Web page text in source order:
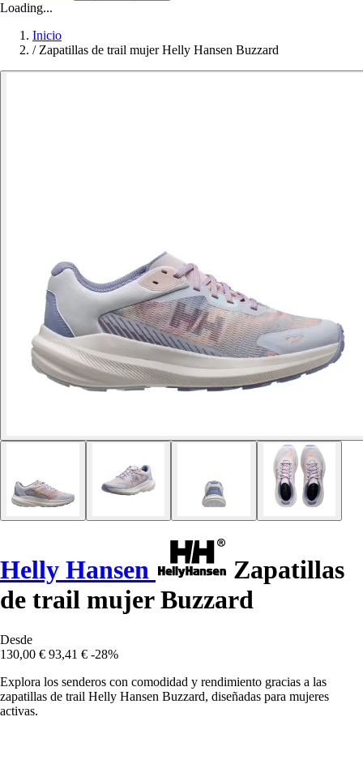
Loading...
Inicio
/ Zapatillas de trail mujer Helly Hansen Buzzard
Helly Hansen
Zapatillas
de trail mujer Buzzard
Desde
130,00 € 93,41 € -28%
Explora los senderos con comodidad y rendimiento gracias a las
zapatillas de trail Helly Hansen Buzzard, diseñadas para mujeres
activas.